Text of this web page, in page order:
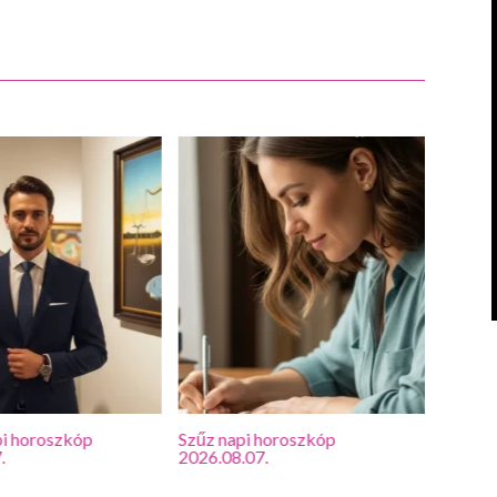
horoszkóp
Szűz napi horoszkóp
2026.08.07.